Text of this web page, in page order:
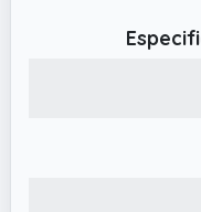
galería, loft,
de pared
una pieza de
gracias a los
✔️ Equipo de